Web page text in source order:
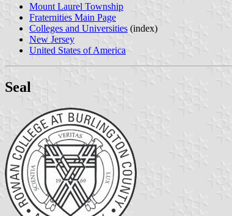
Mount Laurel Township
Fraternities Main Page
Colleges and Universities (index)
New Jersey
United States of America
Seal